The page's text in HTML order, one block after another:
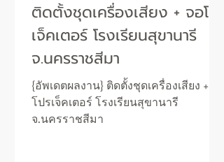
ติดตั้งชุดเครื่องเสียง + จอโปร
เจ็คเตอร์ โรงเรียนสุขานารี
จ.นครราชสีมา
{อัพเดตผลงาน} ติดตั้งชุดเครื่องเสียง + จอ
โปรเจ็คเตอร์ โรงเรียนสุขานารี
จ.นครราชสีมา